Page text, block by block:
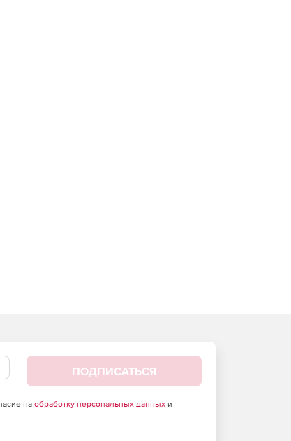
ПОДПИСАТЬСЯ
на обработку персональных данныхи